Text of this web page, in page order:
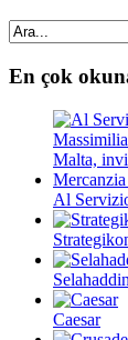
En çok
Al
Caesar